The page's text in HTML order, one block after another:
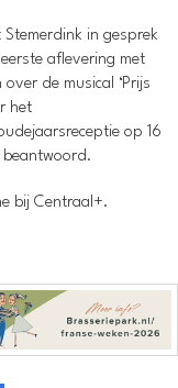
in gesprek
aflevering met
de musical ‘Prijs
het
op 16
bij Centraal+.